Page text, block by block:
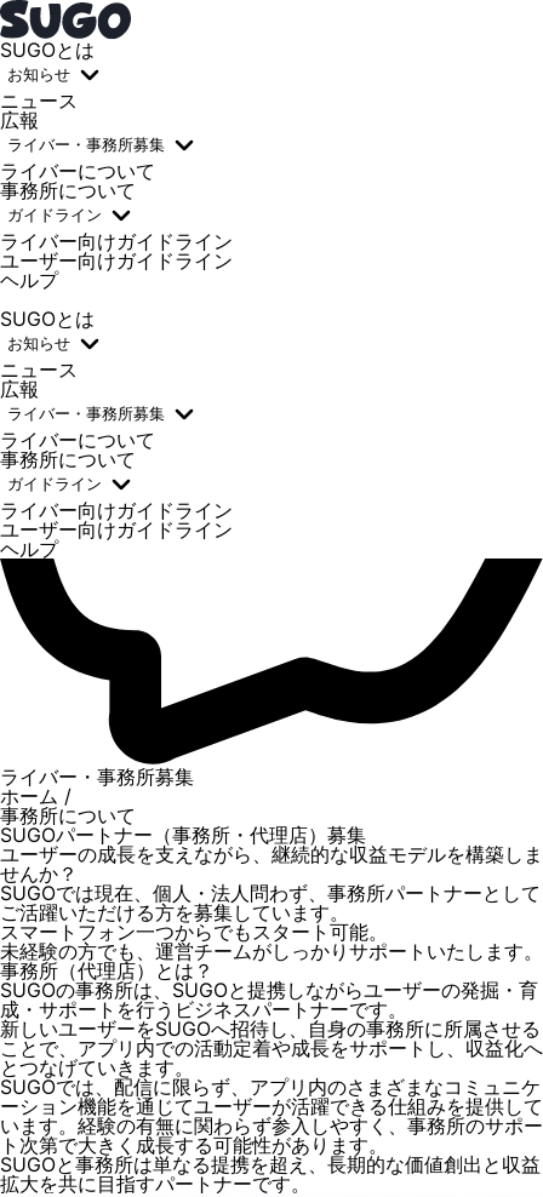
SUGOとは
お知らせ
ニュース
広報
ライバー・事務所募集
ライバーについて
事務所について
ガイドライン
ライバー向けガイドライン
ユーザー向けガイドライン
ヘルプ
SUGOとは
お知らせ
ニュース
広報
ライバー・事務所募集
ライバーについて
事務所について
ガイドライン
ライバー向けガイドライン
ユーザー向けガイドライン
ヘルプ
ライバー・事務所募集
ホーム /
事務所について
SUGOパートナー（事務所・代理店）募集
ユーザーの成長を支えながら、継続的な収益モデルを構築しま
せんか？
SUGOでは現在、個人・法人問わず、事務所パートナーとして
ご活躍いただける方を募集しています。
スマートフォン一つからでもスタート可能。
未経験の方でも、運営チームがしっかりサポートいたします。
事務所（代理店）とは？
SUGOの事務所は、SUGOと提携しながらユーザーの発掘・育
成・サポートを行うビジネスパートナーです。
新しいユーザーをSUGOへ招待し、自身の事務所に所属させる
ことで、アプリ内での活動定着や成長をサポートし、収益化へ
とつなげていきます。
SUGOでは、配信に限らず、アプリ内のさまざまなコミュニケ
ーション機能を通じてユーザーが活躍できる仕組みを提供して
います。経験の有無に関わらず参入しやすく、事務所のサポー
ト次第で大きく成長する可能性があります。
SUGOと事務所は単なる提携を超え、長期的な価値創出と収益
拡大を共に目指すパートナーです。